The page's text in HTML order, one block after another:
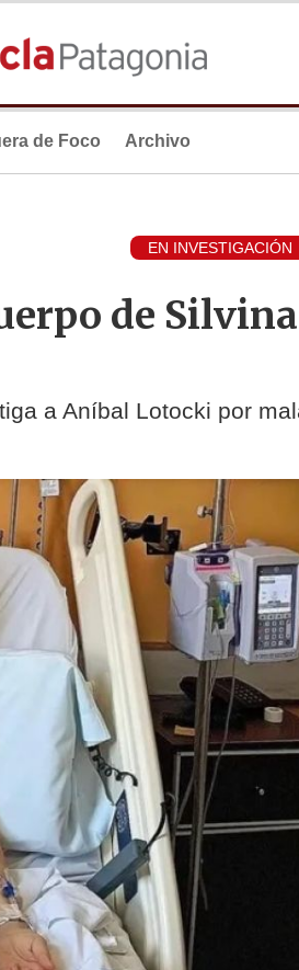
de Foco Archivo
EN INVESTIGACIÓN
de Silvina
a Aníbal Lotocki por